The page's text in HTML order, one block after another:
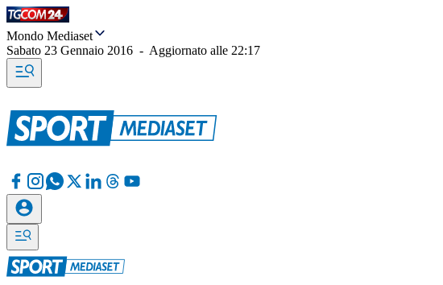
Mondo Mediaset
Sabato 23 Gennaio 2016 - Aggiornato alle 22:17